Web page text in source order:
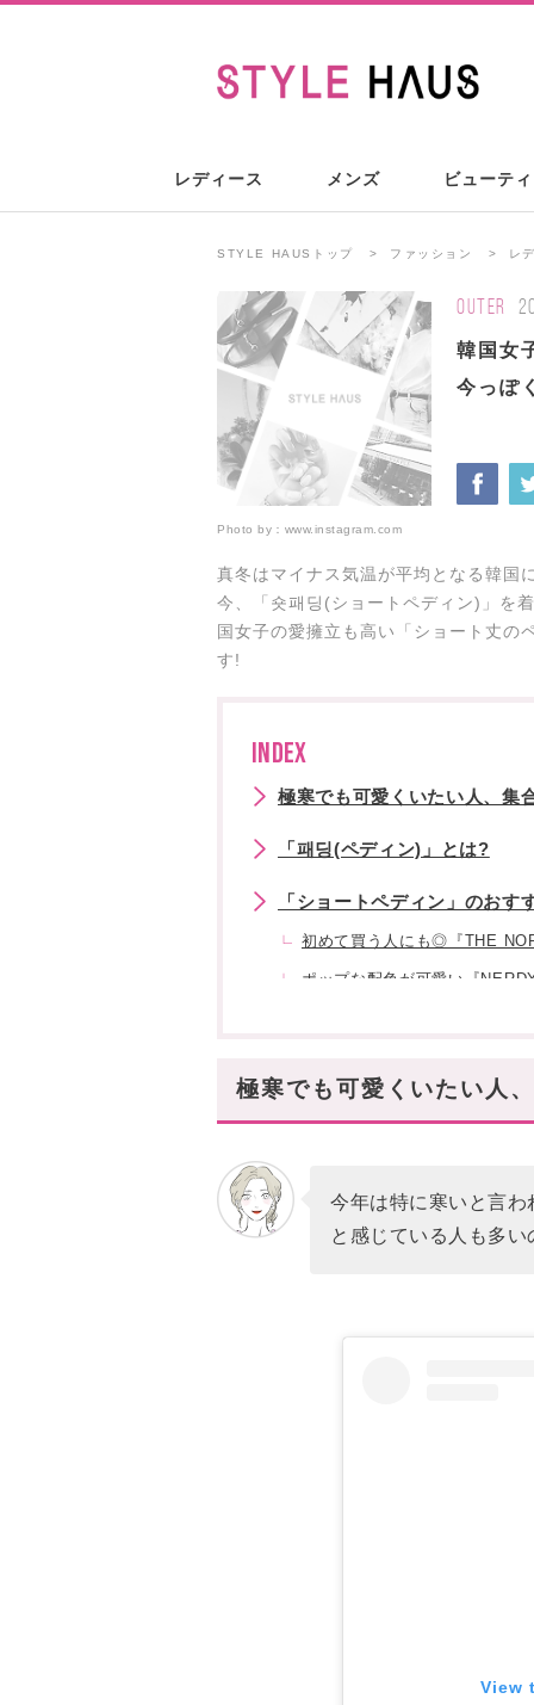
レディース メンズ ビューテ
STYLE HAUSトップ ファッション レ
OUTER
韓国女
今っぽ
Photo by： www.instagram.com
真冬はマイナス気温が平均となる韓
今、「숏패딩(ショートペディン)」を
国女子の愛擁立も高い「ショート丈の
す!
INDEX
極寒でも可愛くいたい人、集
「패딩(ペディン)」とは?
「ショートペディン」のおす
初めて買う人にも◎『THE
ポップな配色が可愛い『
ニットやパンツでメリハリを
「ショートペディン」で韓国
極寒でも可愛くいたい人
今年は特に寒いと言
と感じている人も多
View